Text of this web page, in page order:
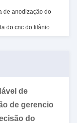
de anodização do
do cnc do titânio
de
de gerencio
do